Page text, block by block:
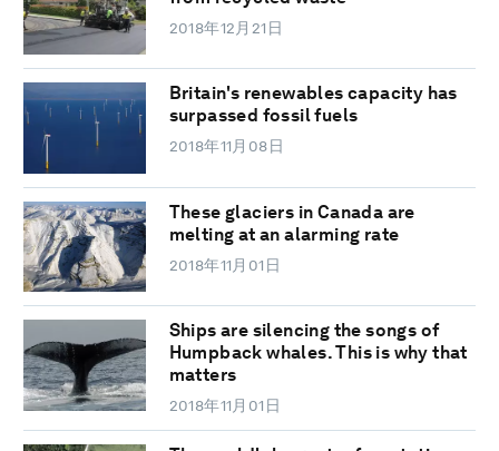
2018年12月21日
Britain's renewables capacity has
surpassed fossil fuels
2018年11月08日
These glaciers in Canada are
melting at an alarming rate
2018年11月01日
Ships are silencing the songs of
Humpback whales. This is why that
matters
2018年11月01日